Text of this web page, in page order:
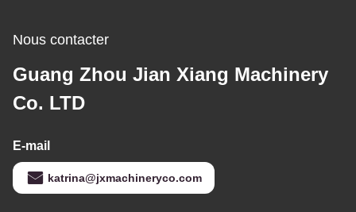
Nous contacter
Guang Zhou Jian Xiang Machinery
Co. LTD
E-mail
katrina@jxmachineryco.com